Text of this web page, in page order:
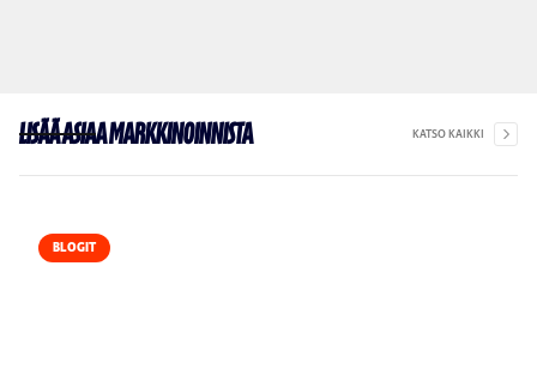
Lisää asiaa markkinoinnista KATSO KAIKKI
BLOGIT